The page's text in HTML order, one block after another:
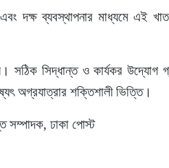
এবং দক্ষ ব্যবস্থাপনার মাধ্যমে এই
সঠিক সিদ্ধান্ত ও কার্যকর উদ্যোগ
অগ্রযাত্রার শক্তিশালী ভিত্তি।
সম্পাদক, ঢাকা পোস্ট